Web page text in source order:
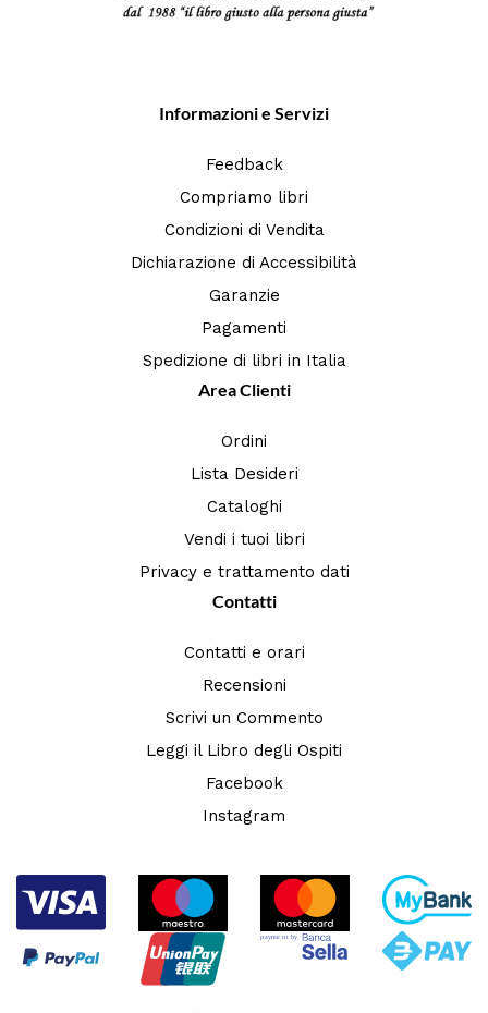
Informazioni e Servizi
Feedback
Compriamo libri
Condizioni di Vendita
Dichiarazione di Accessibilità
Garanzie
Pagamenti
Spedizione di libri in Italia
Area Clienti
Ordini
Lista Desideri
Cataloghi
Vendi i tuoi libri
Privacy e trattamento dati
Contatti
Contatti e orari
Recensioni
Scrivi un Commento
Leggi il Libro degli Ospiti
Facebook
Instagram